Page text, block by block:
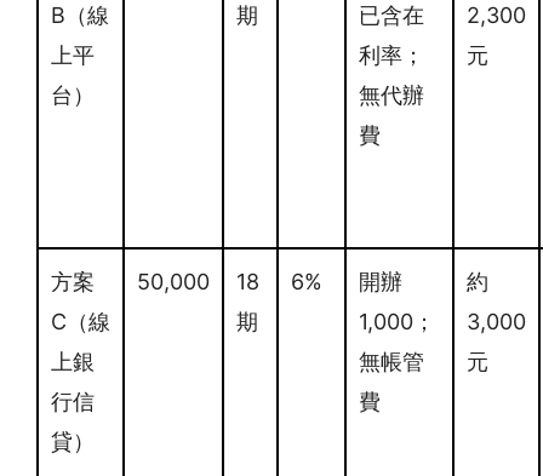
B（線
上平
台）
期
已含在
利率；
無代辦
費
2,300
元
方案
C（線
上銀
行信
貸）
50,000
18
期
6%
開辦
1,000；
無帳管
費
約
3,000
元